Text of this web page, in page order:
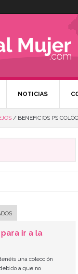
NOTICIAS
/ BENEFICIOS
ir a la
una colección
a que no